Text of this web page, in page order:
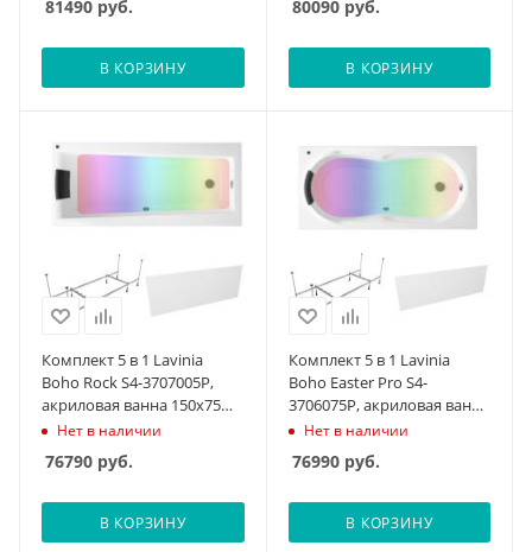
монтажным набором,
подголовник, лицевой
экран, хромотерапия
81490 руб.
В КОРЗИНУ
монтажным набором,
подголовник, лицевой
экран, хромотерапия
80090руб.
В КОРЗИНУ
Комплект 5 в 1 Lavinia
Boho Rock S4-3707005P,
акриловая ванна 150x75
см, усиленный
металлический каркас с
монтажным набором,
подголовник, лицевой
экран, хромотерапия
Нет в наличии
76790 руб.
В КОРЗИНУ
Комплект 5 в 1 Lavinia
Boho Easter Pro S4-
3706075P, акриловая ванна
170x75 см, усиленный
металлический каркас с
монтажным набором,
подголовник, лицевой
экран, хромотерапия
Нет в наличии
76990руб.
В КОРЗИНУ